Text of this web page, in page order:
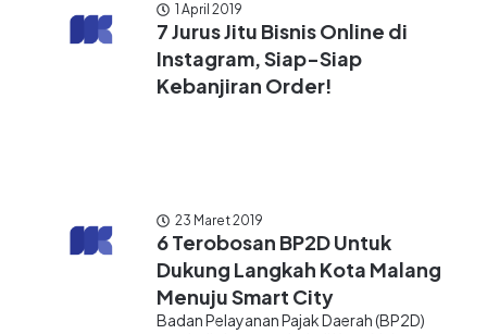
1 April 2019
7 Jurus Jitu Bisnis Online di
Instagram, Siap-Siap
Kebanjiran Order!
23 Maret 2019
6 Terobosan BP2D Untuk
Dukung Langkah Kota Malang
Menuju Smart City
Badan Pelayanan Pajak Daerah (BP2D)